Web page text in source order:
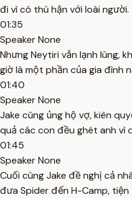
đi vì có thù hận với loài người.
01:35
Speaker None
Nhưng Neytiri vẫn lạnh lùng,
giờ là một phần của gia đình
01:40
Speaker None
Jake cũng ủng hộ vợ, kiên
quả các con đều ghét anh vì
01:45
Speaker None
Cuối cùng Jake đề nghị cả
đưa Spider đến H-Camp,